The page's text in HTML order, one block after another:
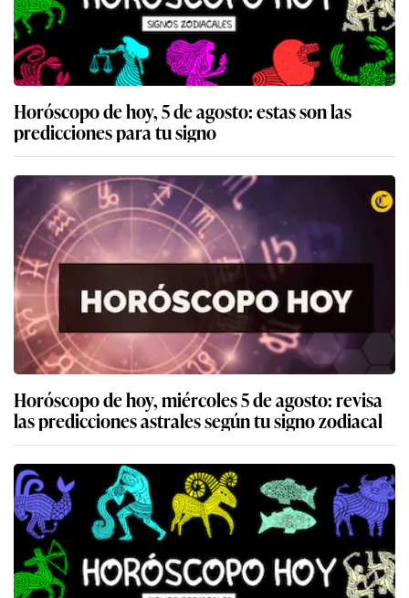
Horóscopo de hoy, 5 de agosto: estas son las
predicciones para tu signo
Horóscopo de hoy, miércoles 5 de agosto: revisa
las predicciones astrales según tu signo zodiacal